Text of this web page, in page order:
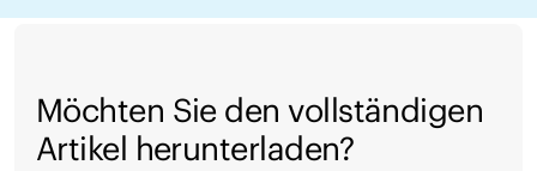
Möchten Sie den vollständigen
Artikel herunterladen?